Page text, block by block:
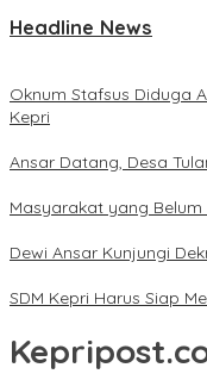
Headline News
Oknum Stafsus Diduga
Kepri
Ansar Datang, Desa
Masyarakat yang
Dewi Ansar Kunjungi
SDM Kepri Harus Siap